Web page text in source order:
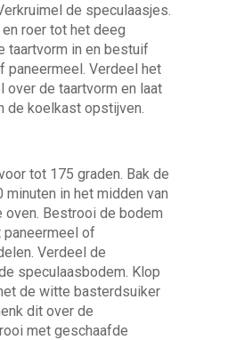
de speculaasjes.
roer tot het deeg
taartvorm in en bestuif
paneermeel. Verdeel het
over de taartvorm en laat
de koelkast opstijven.
tot 175 graden. Bak de
in het midden van
oven. Bestrooi de bodem
paneermeel of
Verdeel de
speculaasbodem. Klop
de witte basterdsuiker
dit over de
met geschaafde